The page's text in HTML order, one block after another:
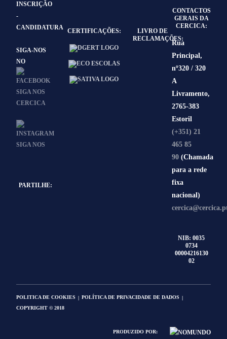
INSCRIÇÃO
-
CANDIDATURA
SIGA-NOS
NO
PARTILHE:
CERTIFICAÇÕES:
LIVRO DE
RECLAMAÇÕES:
CONTACTOS
GERAIS DA
CERCICA:
Rua
Principal,
nº320 / 320
A
Livramento,
2765-383
Estoril
(+351) 21
465 85
90 (Chamada
para a rede
fixa
nacional)
NIB: 0035
0734
00004216130
02
POLITICA DE COOKIES
POLÍTICA DE PRIVACIDADE DE DADOS
COPYRIGHT © 2018
PRODUZIDO POR: